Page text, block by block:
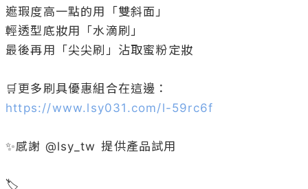
遮瑕度高一點的用「雙斜面」
輕透型底妝用「水滴刷」
最後再用「尖尖刷」沾取蜜粉定妝
🛒更多刷具優惠組合在這邊：
https://www.lsy031.com/l-59rc6f
✨感謝 @lsy_tw 提供產品試用